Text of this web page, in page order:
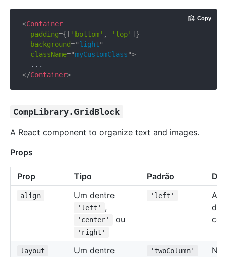
<Container
padding={ [ 'bottom' , 'top' ] }
background="light"
className="myCustomClass">
</Container>
Copy
CompLibrary.GridBlock
A React component to organize text and images.
Props
Prop Tipo Padrão
align Um dentre
'left' ,
'center' ou
'right'
'left'
de
layout Um dentre 'twoColumn'